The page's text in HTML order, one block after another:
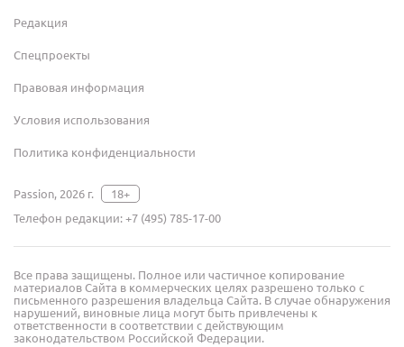
Редакция
Спецпроекты
Правовая информация
Условия использования
Политика конфиденциальности
Passion, 2026 г.
18+
Телефон редакции:+7 (495) 785-17-00
Все права защищены. Полное или частичное копирование
материалов Сайта в коммерческих целях разрешено только с
письменного разрешения владельца Сайта. В случае обнаружения
нарушений, виновные лица могут быть привлечены к
ответственности в соответствии с действующим
законодательством Российской Федерации.